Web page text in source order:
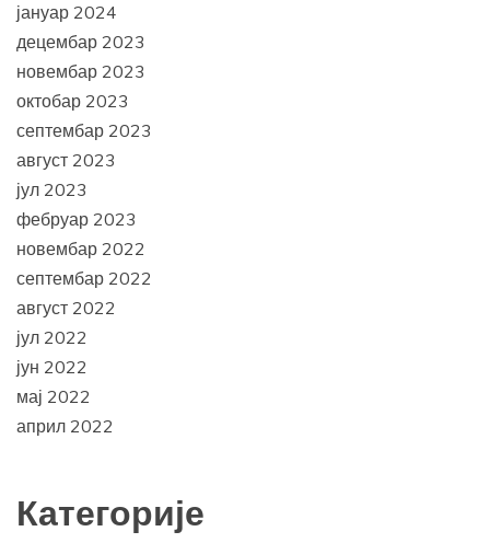
јануар 2024
децембар 2023
новембар 2023
октобар 2023
септембар 2023
август 2023
јул 2023
фебруар 2023
новембар 2022
септембар 2022
август 2022
јул 2022
јун 2022
мај 2022
април 2022
Категорије